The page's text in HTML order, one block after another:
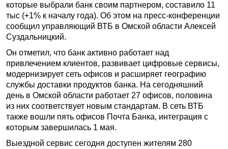
которые выбрали банк своим партнером, составило 11
тыс (+1% к началу года). Об этом на пресс-конференции
сообщил управляющий ВТБ в Омской области Алексей
Суздальницкий.
Он отметил, что банк активно работает над
привлечением клиентов, развивает цифровые сервисы,
модернизирует сеть офисов и расширяет географию
службы доставки продуктов банка. На сегодняшний
день в Омской области работает 27 офисов, половина
из них соответствует новым стандартам. В сеть ВТБ
также вошли пять офисов Почта Банка, интеграция с
которым завершилась 1 мая.
Выездной сервис сегодня доступен жителям 280